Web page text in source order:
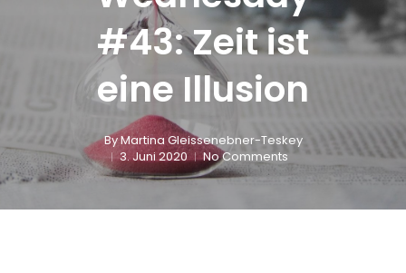
#43: Zeit ist
eine Illusion
ByMartina Gleissenebner-Teskey
3. Juni 2020
No Comments